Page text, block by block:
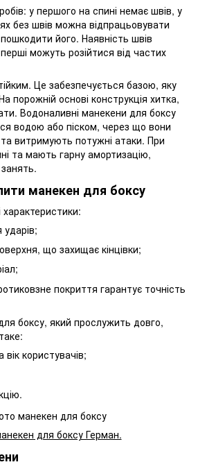
у першого на спині немає швів, у
без швів можна відпрацьовувати
його. Наявність швів
можуть розійтися від частих
Це забезпечується базою, яку
порожній основі конструкція хитка,
Водоналивні манекени для боксу
водою або піском, через що вони
витримують потужні атаки. При
та мають гарну амортизацію,
манекен для боксу
характеристики:
що захищає кінцівки;
покриття гарантує точність
боксу, який прослужить довго,
користувачів;
для боксу Герман.